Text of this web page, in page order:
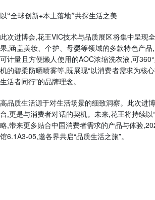
以“全球创新+本土落地”共探生活之美
此次进博会,花王VIC技术与品质展区将集中呈现
果,涵盖美妆、个护、母婴等领域的多款特色产品,
可计量且方便懒人使用的AOC浓缩洗衣液,可
机的碧柔防晒喷雾等,既展现“以消费者需求为核
生活者同行”的品牌理念。
高品质生活源于对生活场景的细致洞察。此次进
台,更是与消费者对话的契机。未来,花王将持续以
略,带来更多贴合中国消费者需求的产品与体验
馆6.1A3-05,邀各界共启“品质生活之旅”。